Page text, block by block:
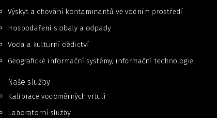
Výskyt a chování kontaminantů ve vodním prostředí
Hospodaření s obaly a odpady
Voda a kulturní dědictví
Geografické informační systémy, informační technologie
Naše služby
Kalibrace vodoměrných vrtulí
Laboratorní služby